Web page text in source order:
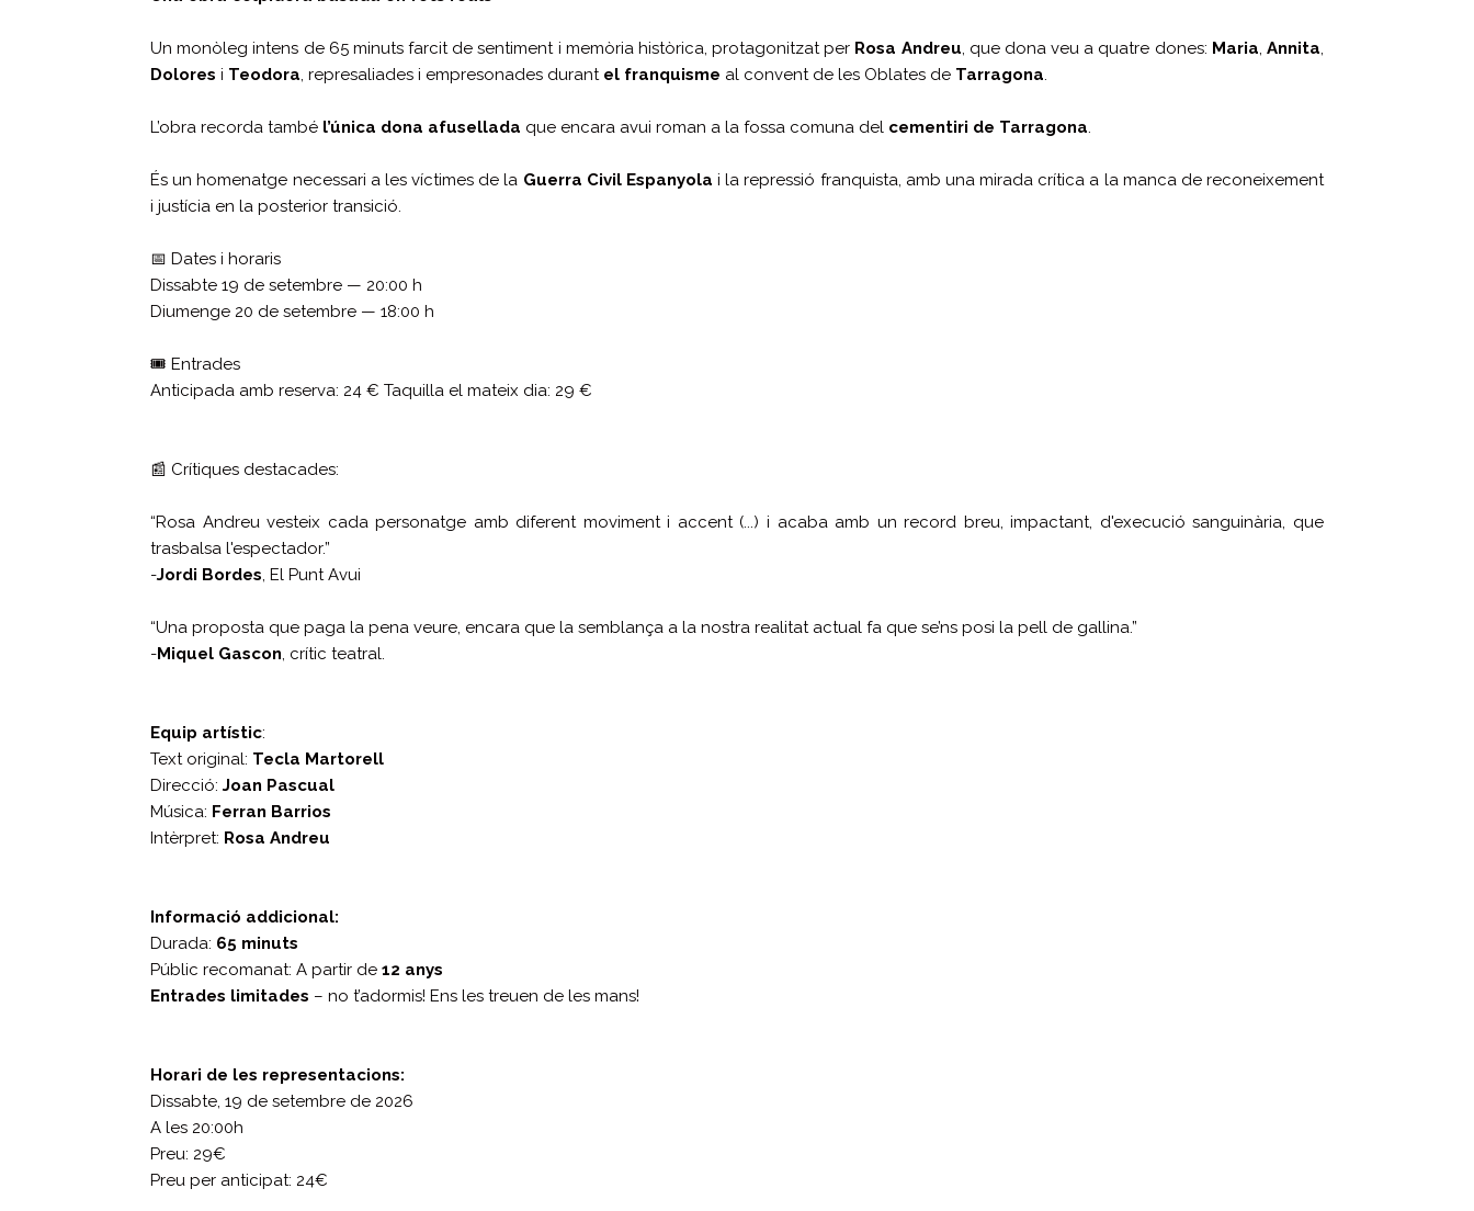
Un monòleg intens de 65 minuts farcit de sentiment i memòria històrica, protagonitzat per Rosa Andreu, que dona veu a quatre dones: Maria,Annita,
Dolores i Teodora, represaliades i empresonades durant el franquisme al convent de les Oblates de Tarragona.
L’obra recorda també l’única dona afusellada que encara avui roman a la fossa comuna del cementiri de Tarragona.
És un homenatge necessari a les víctimes de la Guerra Civil Espanyola i la repressió franquista, amb una mirada crítica a la manca de reconeixement
i justícia en la posterior transició.
📅 Dates i horaris
Dissabte 19 de setembre — 20:00 h
Diumenge 20 de setembre — 18:00 h
🎟️ Entrades
Anticipada amb reserva: 24 € Taquilla el mateix dia: 29 €
📰 Crítiques destacades:
“Rosa Andreu vesteix cada personatge amb diferent moviment i accent (...) i acaba amb un record breu, impactant, d'execució sanguinària, que
trasbalsa l'espectador.”
-Jordi Bordes, El Punt Avui
“Una proposta que paga la pena veure, encara que la semblança a la nostra realitat actual fa que se’ns posi la pell de gallina.”
-Miquel Gascon, crític teatral.
Equip artístic:
Text original: Tecla Martorell
Direcció: Joan Pascual
Música: Ferran Barrios
Intèrpret: Rosa Andreu
Informació addicional:
Durada: 65 minuts
Públic recomanat: A partir de 12 anys
Entrades limitades – no t’adormis! Ens les treuen de les mans!
Horari de les representacions:
Dissabte, 19 de setembre de 2026
A les 20:00h
Preu: 29€
Preu per anticipat: 24€